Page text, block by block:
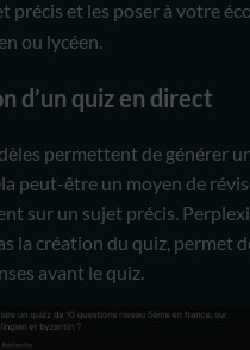
précis et les poser à votre
ou lycéen.
d’un quiz en direct
permettent de générer
peut-être un moyen de
sur un sujet précis.
la création du quiz, permet
avant le quiz.